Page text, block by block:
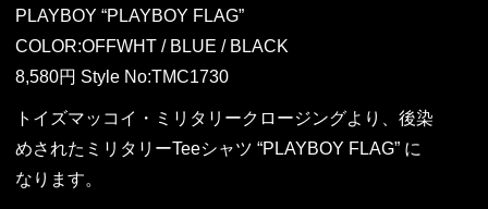
PLAYBOY “PLAYBOY FLAG”
COLOR:OFFWHT / BLUE / BLACK
8,580円 Style No:TMC1730
トイズマッコイ・ミリタリークロージングより、後染
めされたミリタリーTeeシャツ “PLAYBOY FLAG” に
なります。